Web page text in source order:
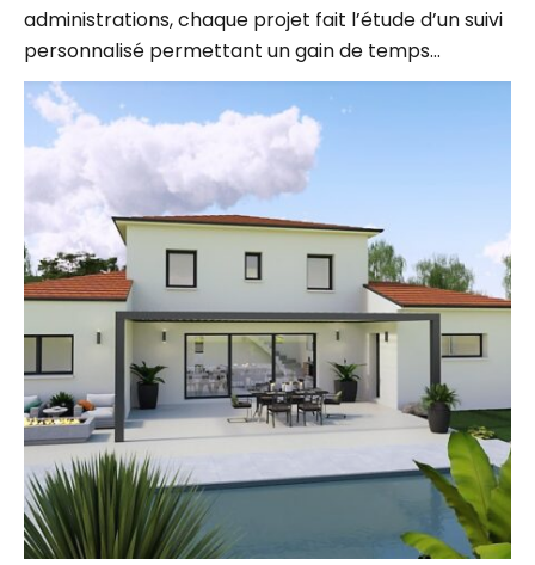
personnalisé permettant un gain de temps…